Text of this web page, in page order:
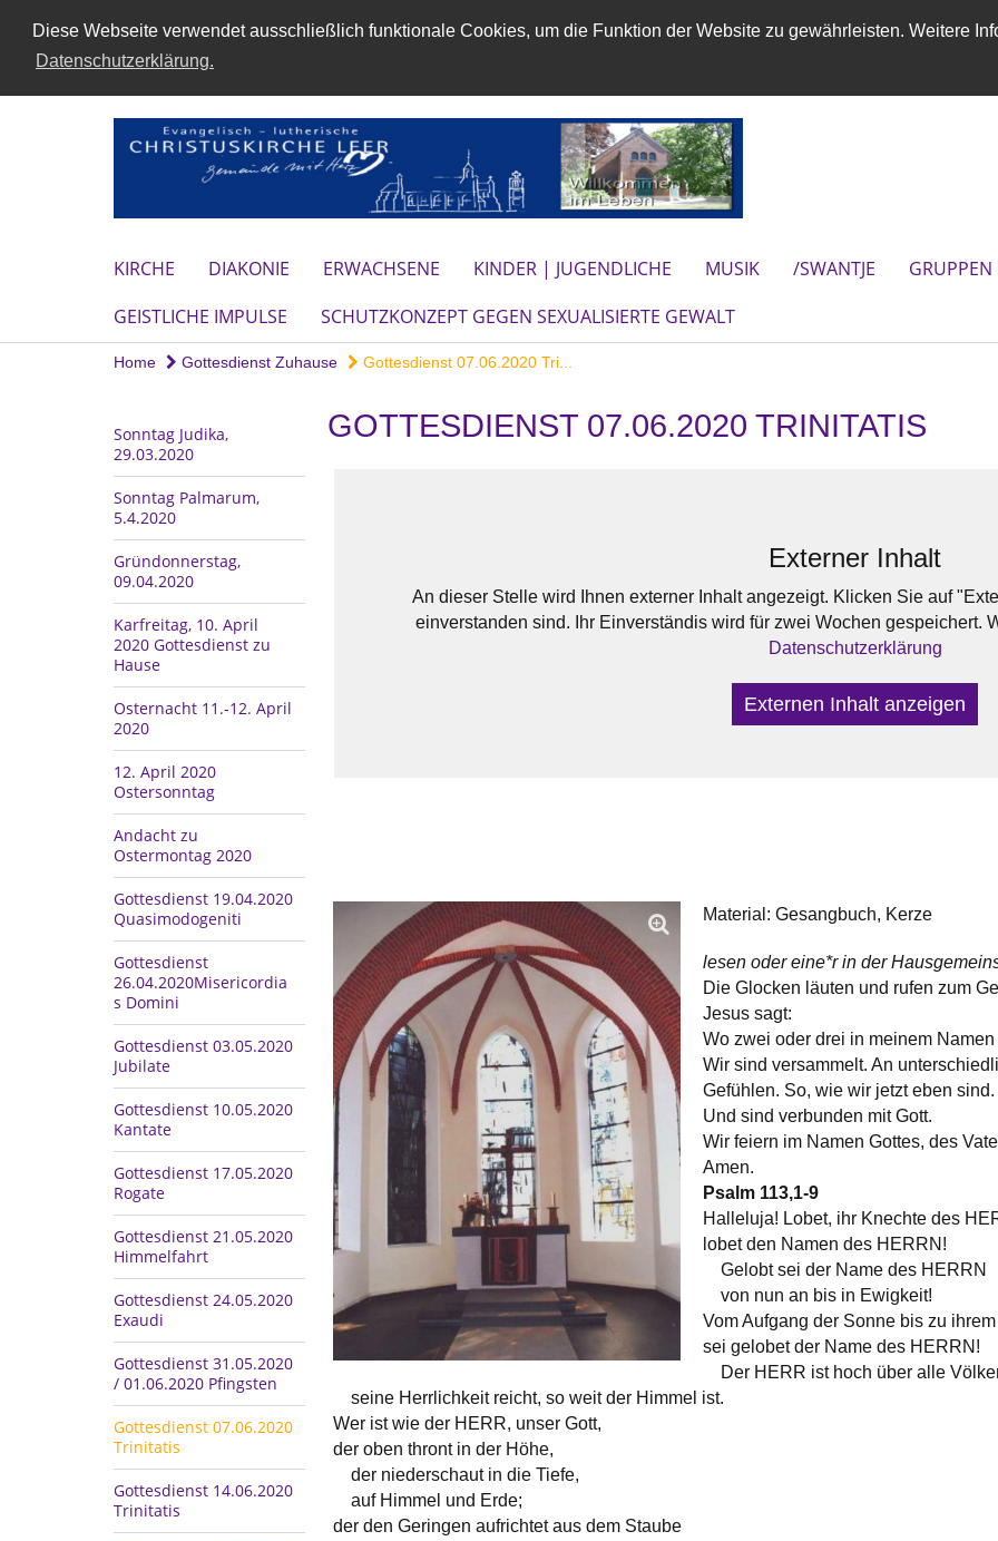
Diese Webseite verwendet ausschließlich funktionale Cookies, um die Funktion der Website zu gewährleisten. Weitere
Datenschutzerklärung.
KIRCHE DIAKONIE ERWACHSENE KINDER | JUGENDLICHE MUSIK /SWANTJE GRUPPEN
GEISTLICHE IMPULSE
SCHUTZKONZEPT GEGEN SEXUALISIERTE GEWALT
Home Gottesdienst Zuhause Gottesdienst 07.06.2020 Tri...
Sonntag Judika,
29.03.2020
Sonntag Palmarum,
5.4.2020
Gründonnerstag,
09.04.2020
Karfreitag, 10. April
2020 Gottesdienst zu
Hause
Osternacht 11.-12. April
2020
12. April 2020
Ostersonntag
Andacht zu
Ostermontag 2020
Gottesdienst 19.04.2020
Quasimodogeniti
Gottesdienst
26.04.2020Misericordia
s Domini
Gottesdienst 03.05.2020
Jubilate
Gottesdienst 10.05.2020
Kantate
Gottesdienst 17.05.2020
Rogate
Gottesdienst 21.05.2020
Himmelfahrt
Gottesdienst 24.05.2020
Exaudi
Gottesdienst 31.05.2020
/ 01.06.2020 Pfingsten
Gottesdienst 07.06.2020
Trinitatis
Gottesdienst 14.06.2020
Trinitatis
GOTTESDIENST 07.06.2020 TRINITATIS
Externer Inhalt
An dieser Stelle wird Ihnen externer Inhalt angezeigt. Klicken Sie auf
einverstanden sind. Ihr Einverständis wird für zwei Wochen gespeichert.
Datenschutzerklärung
Externen Inhalt anzeigen
Material: Gesangbuch, Kerze
lesen oder eine*r in der
Die Glocken läuten und rufen zum
Jesus sagt:
Wo zwei oder drei in meinem
Wir sind versammelt. An
Gefühlen. So, wie wir jetzt eben
Und sind verbunden mit Gott.
Wir feiern im Namen Gottes, des
Amen.
Psalm 113,1-9
Halleluja! Lobet, ihr Knechte des
lobet den Namen des HERRN!
Gelobt sei der Name des HERRN
von nun an bis in Ewigkeit!
Vom Aufgang der Sonne bis zu
sei gelobet der Name des HERRN!
Der HERR ist hoch über alle
seine Herrlichkeit reicht, so weit der Himmel ist.
Wer ist wie der HERR, unser Gott,
der oben thront in der Höhe,
der niederschaut in die Tiefe,
auf Himmel und Erde;
der den Geringen aufrichtet aus dem Staube